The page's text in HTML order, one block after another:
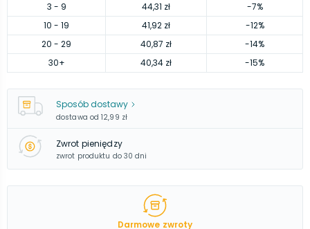
3 - 9 44,31 zł
-7%
10 - 19 41,92 zł
-12%
20 - 29 40,87 zł
-14%
30+ 40,34 zł -15%
Sposób dostawy
dostawa od 12,99 zł
Zwrot pieniędzy
zwrot produktu do 30 dni
Darmowe zwroty